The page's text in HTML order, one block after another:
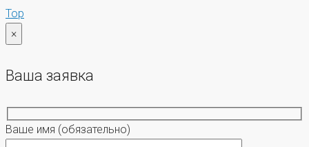
Top
×
Ваша заявка
Ваше имя (обязательно)